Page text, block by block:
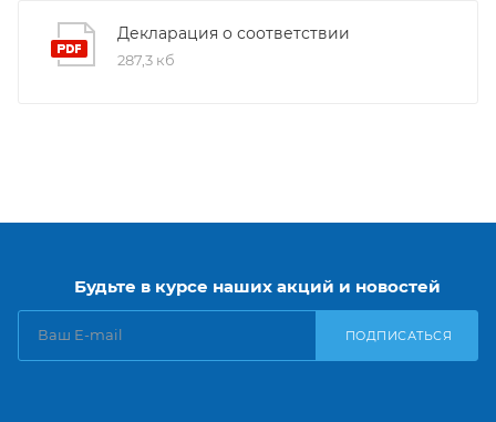
Декларация о соответствии
287,3 кб
Будьте в курсе наших акций и новостей
ПОДПИСАТЬСЯ